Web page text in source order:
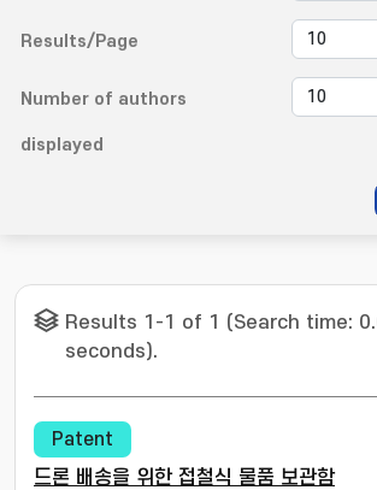
Results/Page
Number of authors
displayed
Results 1-1 of 1 (Search time:
seconds).
Patent
드론 배송을 위한 접철식 물품 보관함